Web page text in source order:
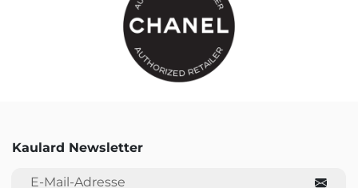
Kaulard Newsletter
E-Mail-Adresse